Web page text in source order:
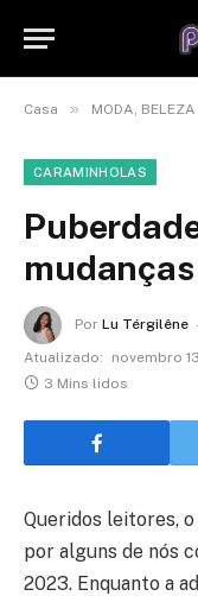
Casa » MODA,
CARAMINHOLAS
mudanças
Por Lu Térgilêne
Atualizado:
novembro
3 Mins lidos
Queridos leitores,
por alguns de nós
2023. Enquanto a